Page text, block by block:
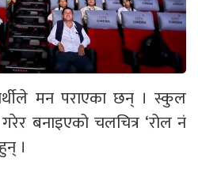
मन पराएका छन् । स्कुल
गरेर बनाइएको चलचित्र ‘रोल नं
।